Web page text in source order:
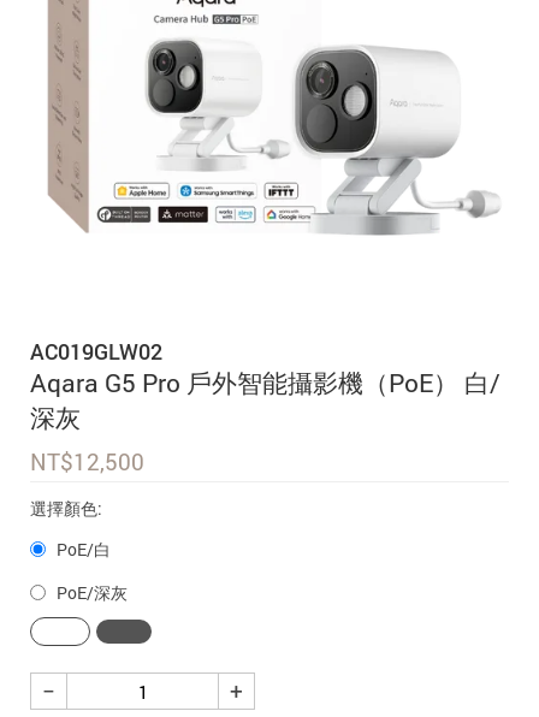
AC019GLW02
Aqara G5 Pro 戶外智能攝影機（PoE） 白/
深灰
NT$12,500
選擇顏色:
PoE/白
PoE/深灰
+
−
登入會員
建立新帳號
快速連結
追蹤我的訂單
加入 JARVIS VIP